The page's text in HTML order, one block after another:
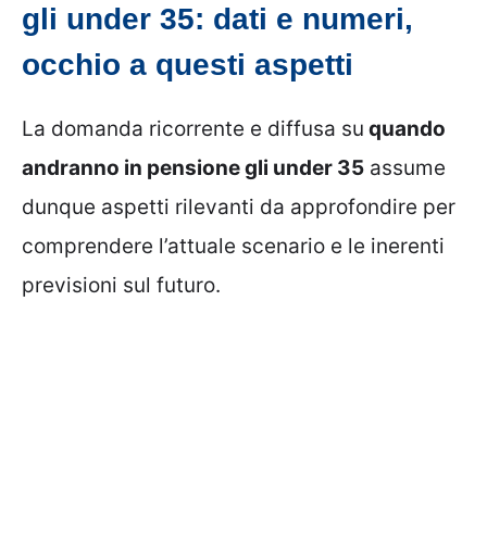
gli under 35: dati e numeri,
occhio a questi aspetti
La domanda ricorrente e diffusa su quando
andranno in pensione gli under 35 assume
dunque aspetti rilevanti da approfondire per
comprendere l’attuale scenario e le inerenti
previsioni sul futuro.